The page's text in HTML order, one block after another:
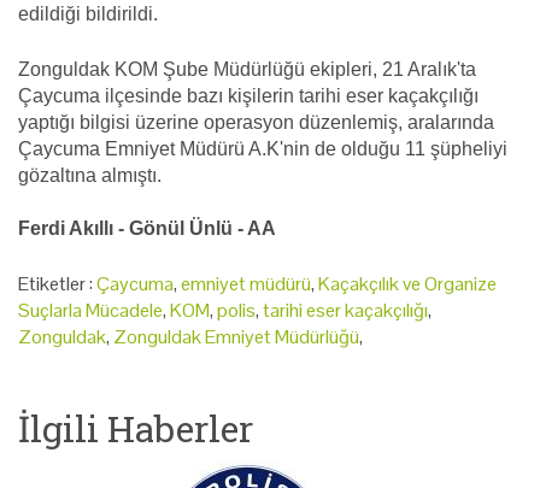
edildiği bildirildi.
Zonguldak KOM Şube Müdürlüğü ekipleri, 21 Aralık'ta
Çaycuma ilçesinde bazı kişilerin tarihi eser kaçakçılığı
yaptığı bilgisi üzerine operasyon düzenlemiş, aralarında
Çaycuma Emniyet Müdürü A.K'nin de olduğu 11 şüpheliyi
gözaltına almıştı.
Ferdi Akıllı - Gönül Ünlü - AA
Etiketler :Çaycuma,emniyet müdürü,Kaçakçılık ve Organize
Suçlarla Mücadele,KOM,polis,tarihi eser kaçakçılığı,
Zonguldak, Zonguldak Emniyet Müdürlüğü,
İlgili Haberler